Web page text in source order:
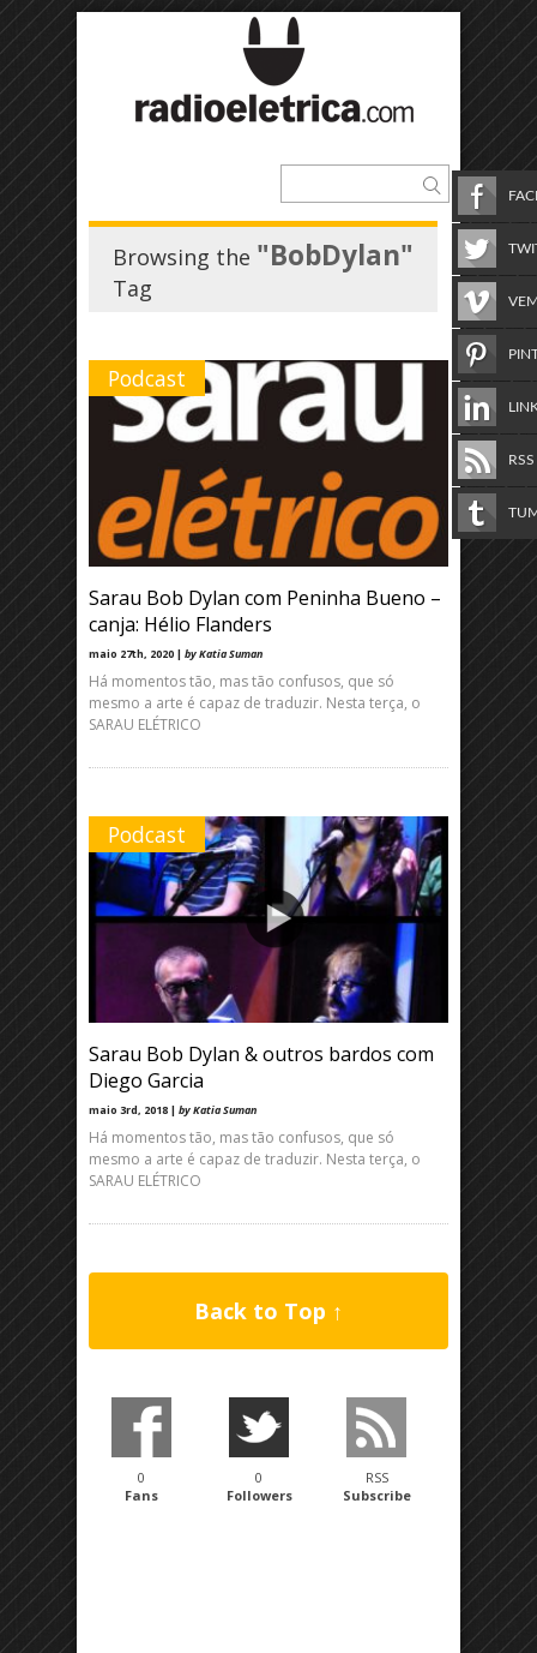
Browsing the "BobDylan"
Tag
Podcast
Sarau Bob Dylan com Peninha Bueno –
canja: Hélio Flanders
maio 27th, 2020 | by Katia Suman
Há momentos tão, mas tão confusos, que só
mesmo a arte é capaz de traduzir. Nesta terça, o
SARAU ELÉTRICO
Podcast
Sarau Bob Dylan & outros bardos com
Diego Garcia
maio 3rd, 2018 | by Katia Suman
Há momentos tão, mas tão confusos, que só
mesmo a arte é capaz de traduzir. Nesta terça, o
SARAU ELÉTRICO
Back to Top ↑
0
Fans
0
Followers
RSS
Subscribe
RSS